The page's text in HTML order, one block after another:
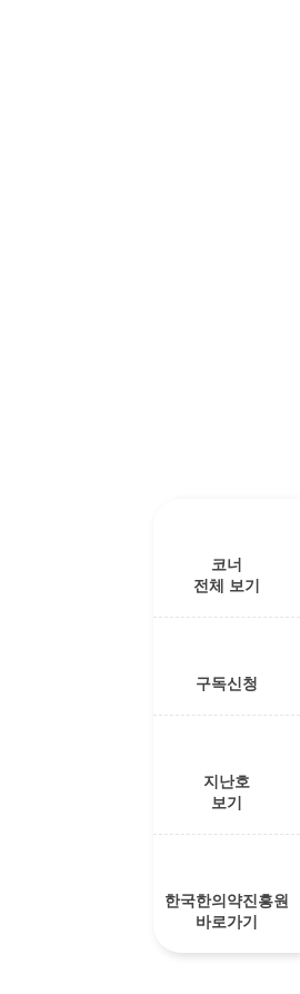
코너
전체 보기
구독신청
지난호
보기
한국한의약진흥원
바로가기